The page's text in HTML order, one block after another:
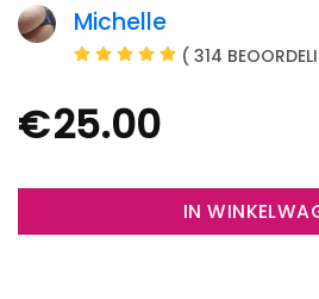
Michelle
( 314
€25.00
IN